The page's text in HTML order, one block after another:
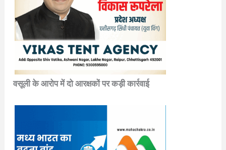
वसूली के आरोप में दो आरक्षकों पर कड़ी कार्रवाई